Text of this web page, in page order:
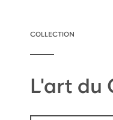
COLLECTION
L'art du